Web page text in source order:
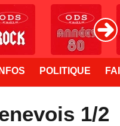
INFOS POLITIQUE
1/2